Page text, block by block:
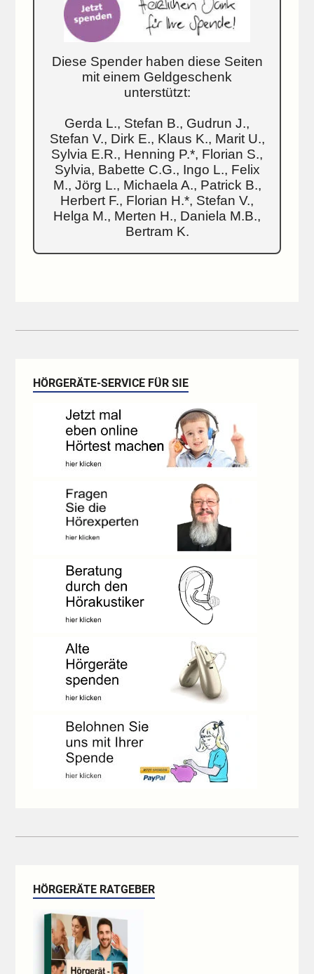
Diese Spender haben diese Seiten
mit einem Geldgeschenk
unterstützt:
Gerda L., Stefan B., Gudrun J.,
Stefan V., Dirk E., Klaus K., Marit U.,
Sylvia E.R., Henning P.*, Florian S.,
Sylvia, Babette C.G., Ingo L., Felix
M., Jörg L., Michaela A., Patrick B.,
Herbert F., Florian H.*, Stefan V.,
Helga M., Merten H., Daniela M.B.,
Bertram K.
HÖRGERÄTE-SERVICE FÜR SIE
HÖRGERÄTE RATGEBER